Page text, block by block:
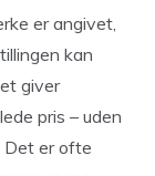
er angivet,
kan
giver
pris – uden
Det er ofte